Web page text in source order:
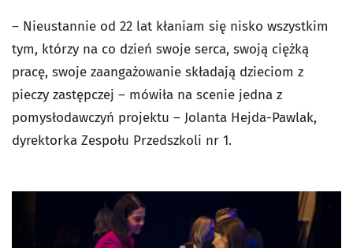
– Nieustannie od 22 lat kłaniam się nisko wszystkim
tym, którzy na co dzień swoje serca, swoją ciężką
pracę, swoje zaangażowanie składają dzieciom z
pieczy zastępczej – mówiła na scenie jedna z
pomysłodawczyń projektu – Jolanta Hejda-Pawlak,
dyrektorka Zespołu Przedszkoli nr 1.